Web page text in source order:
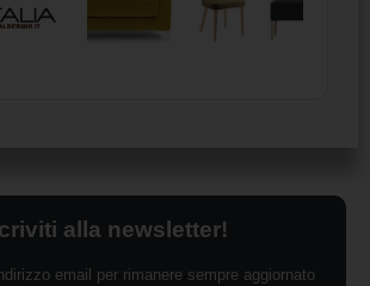
alla newsletter!
email per rimanere sempre aggiornato